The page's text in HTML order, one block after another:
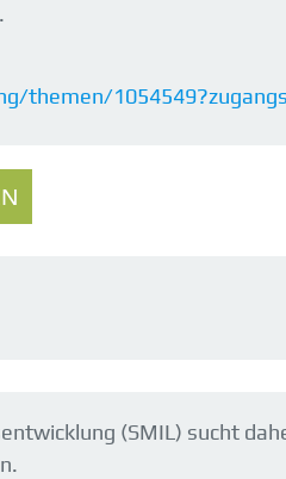
themen/
(SMIL) sucht